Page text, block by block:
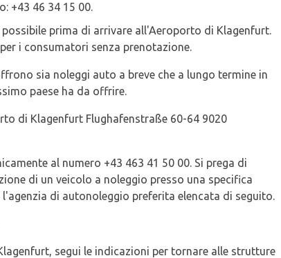
+43 46 34 15 00.
prima di arrivare all'Aeroporto di Klagenfurt.
i consumatori senza prenotazione.
sia noleggi auto a breve che a lungo termine in
paese ha da offrire.
di Klagenfurt Flughafenstraße 60-64 9020
al numero +43 463 41 50 00. Si prega di
di un veicolo a noleggio presso una specifica
di autonoleggio preferita elencata di seguito.
segui le indicazioni per tornare alle strutture